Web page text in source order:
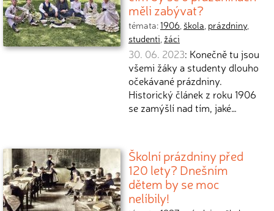
měli zabývat?
témata:1906, škola, prázdniny,
studenti, žáci
30. 06. 2023: Konečně tu jsou
všemi žáky a studenty dlouho
očekávané prázdniny.
Historický článek z roku 1906
se zamýšlí nad tím, jaké…
Školní prázdniny před
120 lety? Dnešním
dětem by se moc
nelíbily!